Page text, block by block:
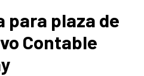
para plaza de
Contable